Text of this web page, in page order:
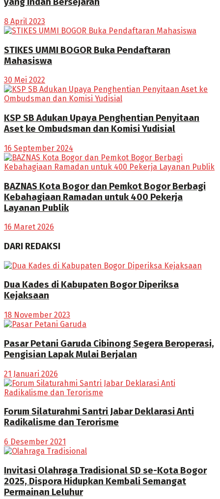
8 April 2023
STIKES UMMI BOGOR Buka Pendaftaran
Mahasiswa
30 Mei 2022
KSP SB Adukan Upaya Penghentian Penyitaan
Aset ke Ombudsman dan Komisi Yudisial
16 September 2024
BAZNAS Kota Bogor dan Pemkot Bogor Berbagi
Kebahagiaan Ramadan untuk 400 Pekerja
Layanan Publik
16 Maret 2026
DARI REDAKSI
Dua Kades di Kabupaten Bogor Diperiksa
Kejaksaan
18 November 2023
Pasar Petani Garuda Cibinong Segera Beroperasi,
Pengisian Lapak Mulai Berjalan
21 Januari 2026
Forum Silaturahmi Santri Jabar Deklarasi Anti
Radikalisme dan Terorisme
6 Desember 2021
Invitasi Olahraga Tradisional SD se-Kota Bogor
2025, Dispora Hidupkan Kembali Semangat
Permainan Leluhur